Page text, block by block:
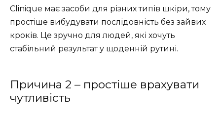
Clinique має засоби для різних типів шкіри, тому
простіше вибудувати послідовність без зайвих
кроків. Це зручно для людей, які хочуть
стабільний результат у щоденній рутині.
Причина 2 – простіше врахувати
чутливість